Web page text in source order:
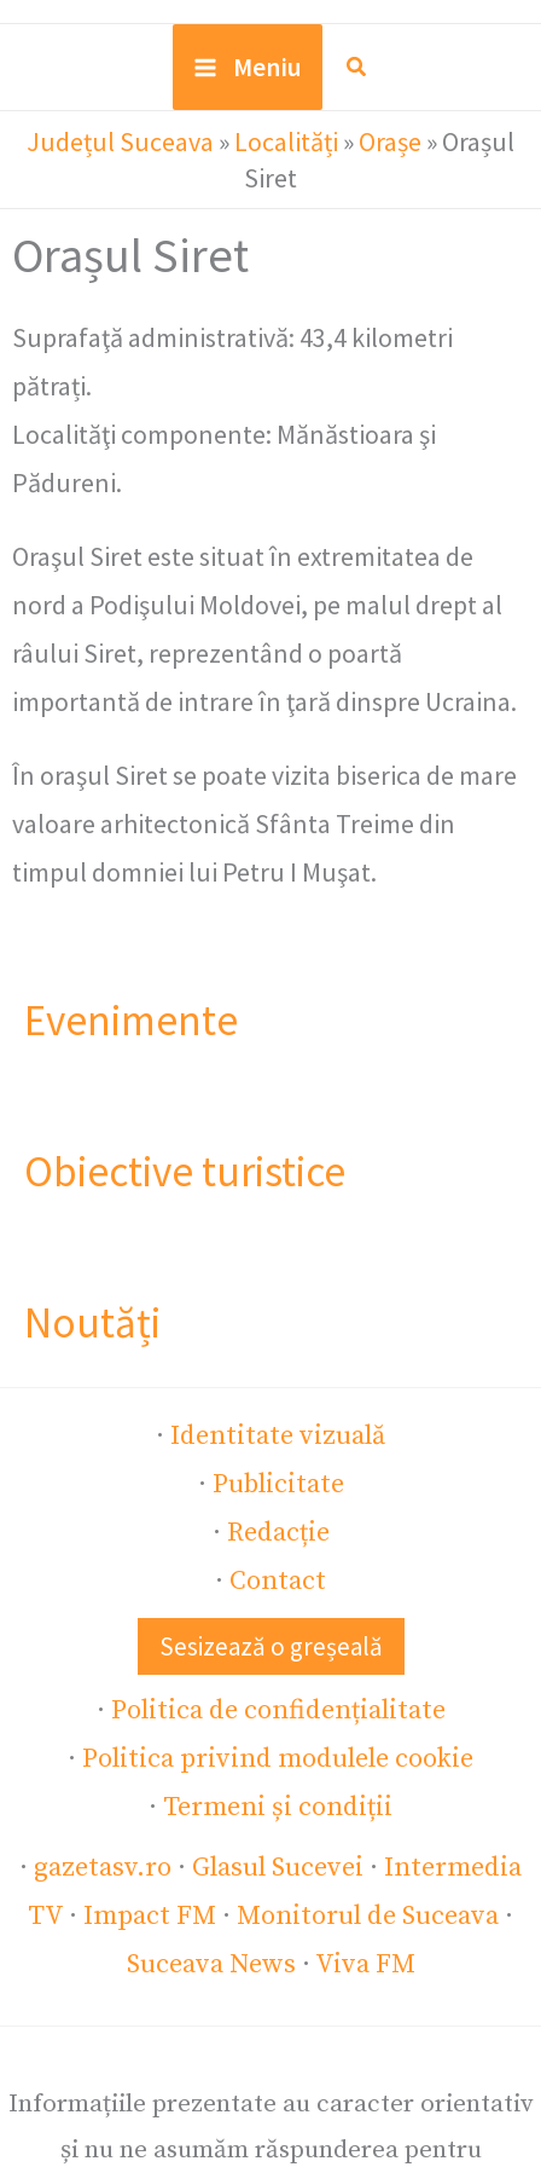
Meniu
Județul Suceava » Localități »Orașe »Orașul
Siret
Orașul Siret
Suprafaţă administrativă: 43,4 kilometri
pătrați.
Localităţi componente: Mănăstioara şi
Pădureni.
Oraşul Siret este situat în extremitatea de
nord a Podişului Moldovei, pe malul drept al
râului Siret, reprezentând o poartă
importantă de intrare în ţară dinspre Ucraina.
În oraşul Siret se poate vizita biserica de mare
valoare arhitectonică Sfânta Treime din
timpul domniei lui Petru I Muşat.
Evenimente
Obiective turistice
Noutăți
· Identitate vizuală
· Publicitate
· Redacție
· Contact
Sesizează o greșeală
· Politica de confidențialitate
· Politica privind modulele cookie
· Termeni și condiții
· gazetasv.ro · Glasul Sucevei · Intermedia
TV · Impact FM · Monitorul de Suceava ·
Suceava News · Viva FM
Informațiile prezentate au caracter orientativ
și nu ne asumăm răspunderea pentru